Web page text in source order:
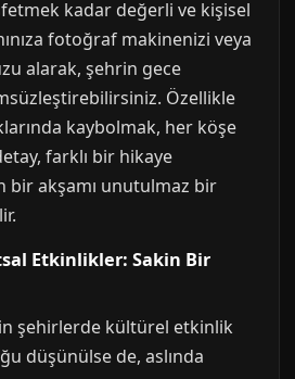
kadar değerli ve kişisel
fotoğraf makinenizi veya
alarak, şehrin gece
Özellikle
kaybolmak, her köşe
farklı bir hikaye
bir akşamı unutulmaz bir
Etkinlikler: Sakin Bir
şehirlerde kültürel etkinlik
düşünülse de, aslında